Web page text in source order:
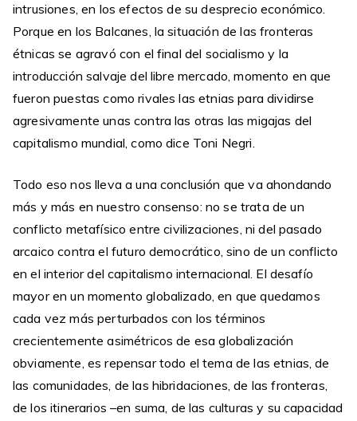
intrusiones, en los efectos de su desprecio económico.
Porque en los Balcanes, la situación de las fronteras
étnicas se agravó con el final del socialismo y la
introducción salvaje del libre mercado, momento en que
fueron puestas como rivales las etnias para dividirse
agresivamente unas contra las otras las migajas del
capitalismo mundial, como dice Toni Negri.
Todo eso nos lleva a una conclusión que va ahondando
más y más en nuestro consenso: no se trata de un
conflicto metafísico entre civilizaciones, ni del pasado
arcaico contra el futuro democrático, sino de un conflicto
en el interior del capitalismo internacional. El desafío
mayor en un momento globalizado, en que quedamos
cada vez más perturbados con los términos
crecientemente asimétricos de esa globalización
obviamente, es repensar todo el tema de las etnias, de
las comunidades, de las hibridaciones, de las fronteras,
de los itinerarios –en suma, de las culturas y su capacidad